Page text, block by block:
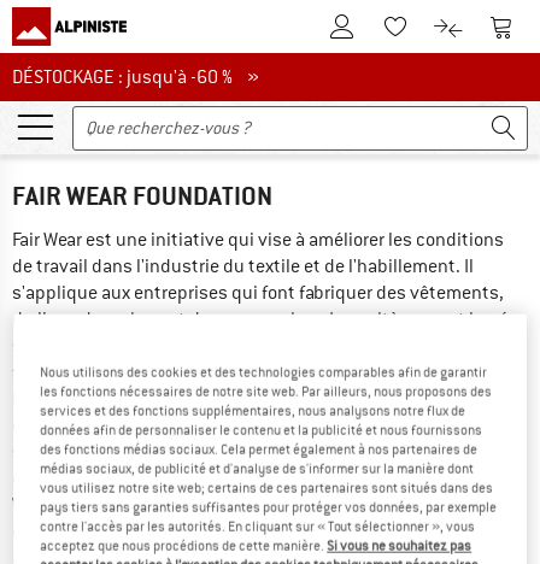
Vers le compte client
Vers la liste
Vers le
DÉSTOCKAGE : jusqu'à -60 %
DÉSTOCKAGE : jusqu'à -60 % »
FAIR WEAR FOUNDATION
Fair Wear est une initiative qui vise à améliorer les conditions
de travail dans l'industrie du textile et de l'habillement. Il
s'applique aux entreprises qui font fabriquer des vêtements,
du linge de maison et des accessoires. Les critères sont basés
fondamentales de l'Organisation internationale du travail (OIT).
Il s'agit notamment de l'interdiction du travail des enfants et
du travail forcé, des conditions de travail sûres et saines, des
salaires permettant de vivre décemment, du droit à la liberté
d’association ainsi que de la limitation du temps de travail. Fair
Wear adopte une approche axée sur les processus : les
entreprises membres s'engagent à mettre en œuvre des
améliorations continues dans leurs chaînes
Nous utilisons des cookies et des technologies comparables afin de garantir
les fonctions nécessaires de notre site web. Par ailleurs, nous proposons des
services et des fonctions supplémentaires, nous analysons notre flux de
données afin de personnaliser le contenu et la publicité et nous fournissons
des fonctions médias sociaux. Cela permet également à nos partenaires de
médias sociaux, de publicité et d'analyse de s'informer sur la manière dont
vous utilisez notre site web; certains de ces partenaires sont situés dans des
pays tiers sans garanties suffisantes pour protéger vos données, par exemple
contre l'accès par les autorités. En cliquant sur « Tout sélectionner », vous
acceptez que nous procédions de cette manière.Si vous ne souhaitez pas